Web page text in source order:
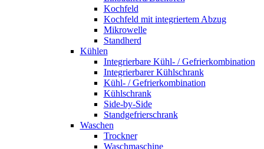
Kochfeld
Kochfeld mit integriertem Abzug
Mikrowelle
Standherd
Kühlen
Integrierbare Kühl- / Gefrierkombination
Integrierbarer Kühlschrank
Kühl- / Gefrierkombination
Kühlschrank
Side-by-Side
Standgefrierschrank
Waschen
Trockner
Waschmaschine